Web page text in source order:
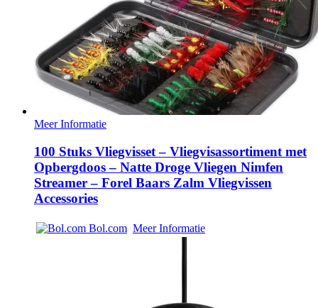
Meer Informatie
100 Stuks Vliegvisset – Vliegvisassortiment met
Opbergdoos – Natte Droge Vliegen Nimfen
Streamer – Forel Baars Zalm Vliegvissen
Accessories
Bol.com Meer Informatie